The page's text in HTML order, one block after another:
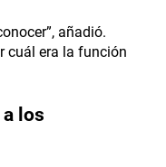
añadió.
cuál era la función
los